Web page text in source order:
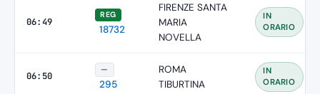
06:49
REG
18732
FIRENZE SANTA
MARIA
NOVELLA
IN
ORARIO
06:50
—
295
ROMA
TIBURTINA
IN
ORARIO